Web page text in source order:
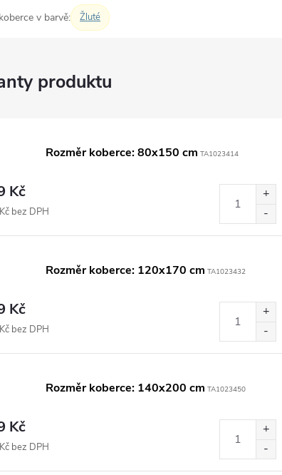
v barvě: Žluté
Rozměr koberce: 80x150 cm TA1023414
Kč
bez DPH
Rozměr koberce: 120x170 cm TA1023432
Kč
bez DPH
Rozměr koberce: 140x200 cm TA1023450
Kč
bez DPH